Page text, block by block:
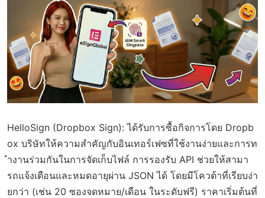
HelloSign (Dropbox Sign): ได้รับการซื้อกิจการโดย Dropb
ox บริษัทให้ความสำคัญกับอินเทอร์เฟซที่ใช้งานง่ายและการท
ำงานร่วมกันในการจัดเก็บไฟล์ การรองรับ API ช่วยให้สามา
รถแจ้งเตือนและหมดอายุผ่าน JSON ได้ โดยมีโควต้าที่เรียบง่า
ยกว่า (เช่น 20 ซองจดหมาย/เดือน ในระดับฟรี) ราคาเริ่มต้นที่